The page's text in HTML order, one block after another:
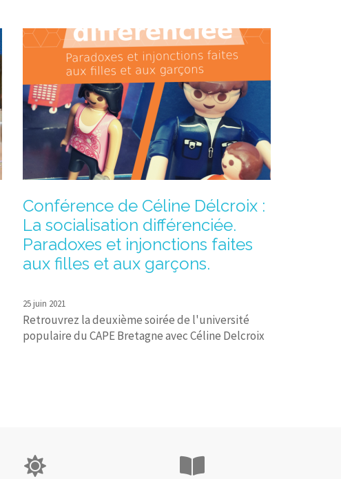
Conférence de Céline Délcroix :
La socialisation différenciée.
Paradoxes et injonctions faites
aux filles et aux garçons.
25 juin 2021
Retrouvrez la deuxième soirée de l'université
populaire du CAPE Bretagne avec Céline Delcroix